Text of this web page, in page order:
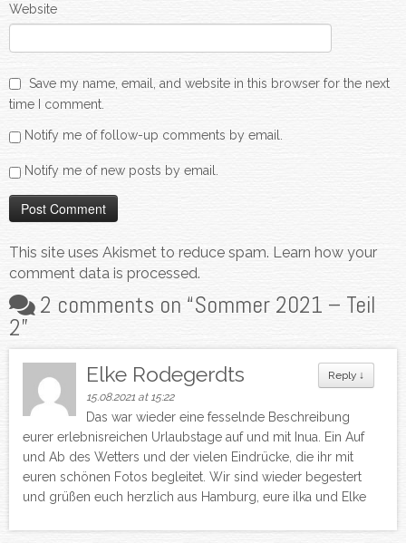
Website
Save my name, email, and website in this browser for the next
time I comment.
Notify me of follow-up comments by email.
Notify me of new posts by email.
This site uses Akismet to reduce spam. Learn how your
comment data is processed.
2 comments on “Sommer 2021 – Teil
2”
Reply ↓
Elke Rodegerdts
15.08.2021 at 15:22
Das war wieder eine fesselnde Beschreibung
eurer erlebnisreichen Urlaubstage auf und mit Inua. Ein Auf
und Ab des Wetters und der vielen Eindrücke, die ihr mit
euren schönen Fotos begleitet. Wir sind wieder begestert
und grüßen euch herzlich aus Hamburg, eure ilka und Elke